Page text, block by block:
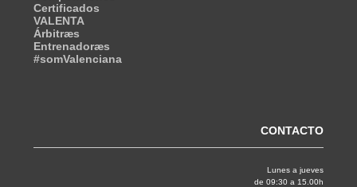
Certificados
VALENTA
Árbitræs
Entrenadoræs
#somValenciana
CONTACTO
Lunes a jueves
de 09:30 a 15.00h